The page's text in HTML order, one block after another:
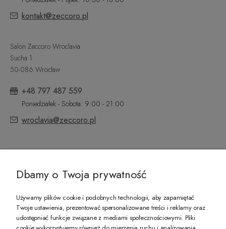
kontakt@zeccoro.pl
Salon Zeccoro Wroclavia
Sucha 1
50-086 Wrocław
+48 797 487 559
Poniedziałek - Sobota: 9:00 - 21:00
wroclavia@zeccoro.pl
PREZENT DLA CIEBIE!
Dbamy o Twoja prywatność
Używamy plików cookie i podobnych technologii, aby zapamiętać
Twoje ustawienia, prezentować spersonalizowane treści i reklamy oraz
udostępniać funkcje związane z mediami społecznościowymi. Pliki